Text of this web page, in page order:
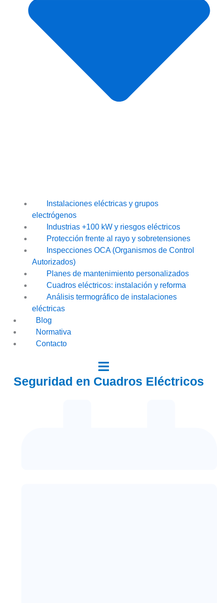
Instalaciones eléctricas y grupos
electrógenos
Industrias +100 kW y riesgos eléctricos
Protección frente al rayo y sobretensiones
Inspecciones OCA (Organismos de Control
Autorizados)
Planes de mantenimiento personalizados
Cuadros eléctricos: instalación y reforma
Análisis termográfico de instalaciones
eléctricas
Blog
Normativa
Contacto
Seguridad en Cuadros Eléctricos